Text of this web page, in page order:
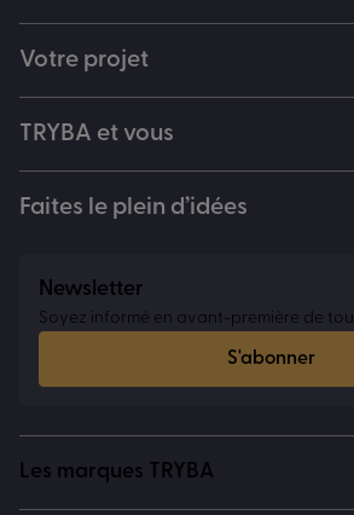
Votre projet
TRYBA et vous
Faites le plein d’idées
Newsletter
Soyez informé en avant-première de
S'abonner
Les marques TRYBA